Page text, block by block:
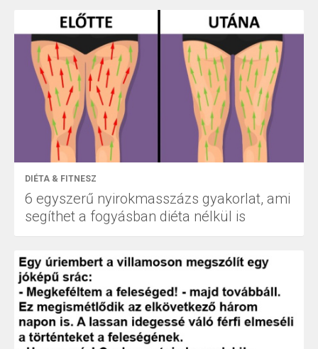
DIÉTA & FITNESZ
6 egyszerű nyirokmasszázs gyakorlat, ami
segíthet a fogyásban diéta nélkül is